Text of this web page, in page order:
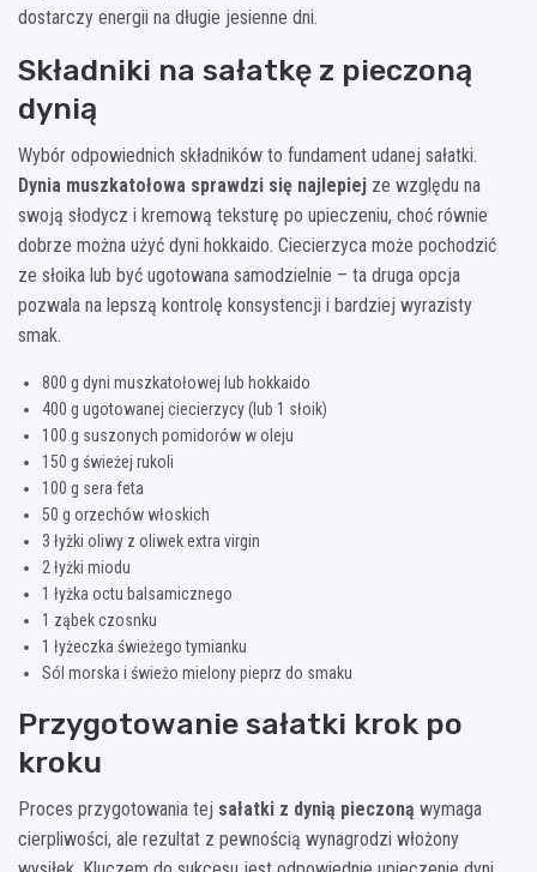
dostarczy energii na długie jesienne dni.
Składniki na sałatkę z pieczoną
dynią
Wybór odpowiednich składników to fundament udanej sałatki.
Dynia muszkatołowa sprawdzi się najlepiej ze względu na
swoją słodycz i kremową teksturę po upieczeniu, choć równie
dobrze można użyć dyni hokkaido. Ciecierzyca może pochodzić
ze słoika lub być ugotowana samodzielnie – ta druga opcja
pozwala na lepszą kontrolę konsystencji i bardziej wyrazisty
smak.
800 g dyni muszkatołowej lub hokkaido
400 g ugotowanej ciecierzycy (lub 1 słoik)
100 g suszonych pomidorów w oleju
150 g świeżej rukoli
100 g sera feta
50 g orzechów włoskich
3 łyżki oliwy z oliwek extra virgin
2 łyżki miodu
1 łyżka octu balsamicznego
1 ząbek czosnku
1 łyżeczka świeżego tymianku
Sól morska i świeżo mielony pieprz do smaku
Przygotowanie sałatki krok po
kroku
Proces przygotowania tej sałatki z dynią pieczoną wymaga
cierpliwości, ale rezultat z pewnością wynagrodzi włożony